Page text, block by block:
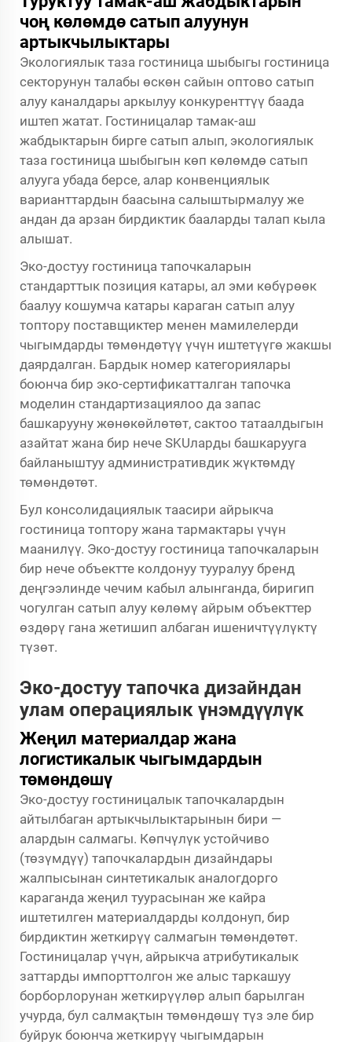
чоң көлөмдө сатып алуунун
артыкчылыктары
Экологиялык таза гостиница шыбыгы гостиница
секторунун талабы өскөн сайын оптово сатып
алуу каналдары аркылуу конкуренттүү баада
иштеп жатат. Гостиницалар тамак-аш
жабдыктарын бирге сатып алып, экологиялык
таза гостиница шыбыгын көп көлөмдө сатып
алууга убада берсе, алар конвенциялык
варианттардын баасына салыштырмалуу же
андан да арзан бирдиктик бааларды талап кыла
алышат.
Эко-достуу гостиница тапочкаларын
стандарттык позиция катары, ал эми көбүрөөк
баалуу кошумча катары караган сатып алуу
топтору поставщиктер менен мамилелерди
чыгымдарды төмөндөтүү үчүн иштетүүгө жакшы
даярдалган. Бардык номер категориялары
боюнча бир эко-сертификатталган тапочка
моделин стандартизациялоо да запас
башкарууну жөнөкөйлөтөт, сактоо татаалдыгын
азайтат жана бир нече SKUларды башкарууга
байланыштуу административдик жүктөмдү
төмөндөтөт.
Бул консолидациялык таасири айрыкча
гостиница топтору жана тармактары үчүн
маанилүү. Эко-достуу гостиница тапочкаларын
бир нече объектте колдонуу тууралуу бренд
деңгээлинде чечим кабыл алынганда, биригип
чогулган сатып алуу көлөмү айрым объекттер
өздөрү гана жетишип албаган ишеничтүүлүктү
түзөт.
Эко-достуу тапочка дизайндан
улам операциялык үнэмдүүлүк
Жеңил материалдар жана
логистикалык чыгымдардын
төмөндөшү
Эко-достуу гостиницалык тапочкалардын
айтылбаган артыкчылыктарынын бири —
алардын салмагы. Көпчүлүк устойчиво
(төзүмдүү) тапочкалардын дизайндары
жалпысынан синтетикалык аналогдорго
караганда жеңил туурасынан же кайра
иштетилген материалдарды колдонуп, бир
бирдиктин жеткирүү салмагын төмөндөтөт.
Гостиницалар үчүн, айрыкча атрибутикалык
заттарды импорттолгон же алыс таркашуу
борборлорунан жеткирүүлөр алып барылган
учурда, бул салмақтын төмөндөшү түз эле бир
буйрук боюнча жеткирүү чыгымдарын